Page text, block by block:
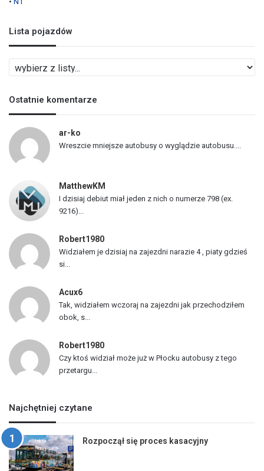
Lista pojazdów
i
t
a
o
j
w
Ostatnie komentarze
ar-ko
Wreszcie mniejsze autobusy o wyglądzie autobusu....
MatthewKM
I dzisiaj debiut miał jeden z nich o numerze 798 (ex.
9216)...
Robert1980
Widziałem je dzisiaj na zajezdni narazie 4 , piaty gdzieś
si...
Acux6
Tak, widziałem wczoraj na zajezdni jak przechodziłem
obok, s...
Robert1980
Czy ktoś widział może już w Płocku autobusy z tego
przetargu...
Najchętniej czytane
Rozpoczął się proces kasacyjny